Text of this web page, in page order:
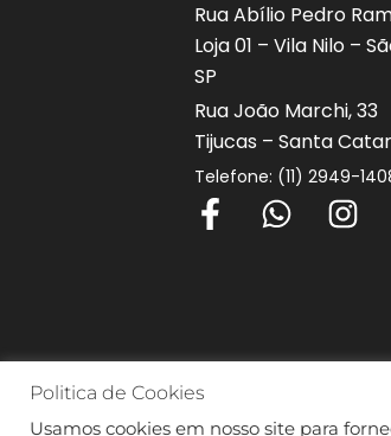
Rua Abílio Pedro
Loja 01 – Vila Nilo –
SP
Rua João Marchi, 33
Tijucas – Santa
Telefone: (11) 2949-
F
o
W
a
I
g
Politica de Cookies
Usamos cookies em nosso site para